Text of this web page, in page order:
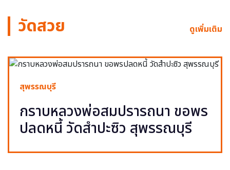
วัดสวย ดูเพิ่มเติม
สุพรรณบุรี
กราบหลวงพ่อสมปรารถนา ขอพร
ปลดหนี้ วัดสำปะซิว สุพรรณบุรี